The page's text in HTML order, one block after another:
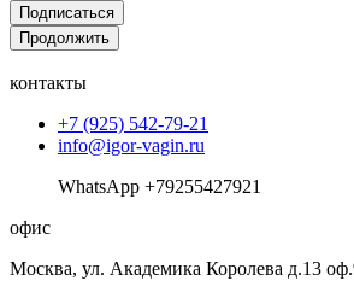
Подписаться
Продолжить
контакты
+7 (925) 542-79-21
info@igor-vagin.ru
WhatsApp +79255427921
офис
Москва, ул. Академика Королева д.13